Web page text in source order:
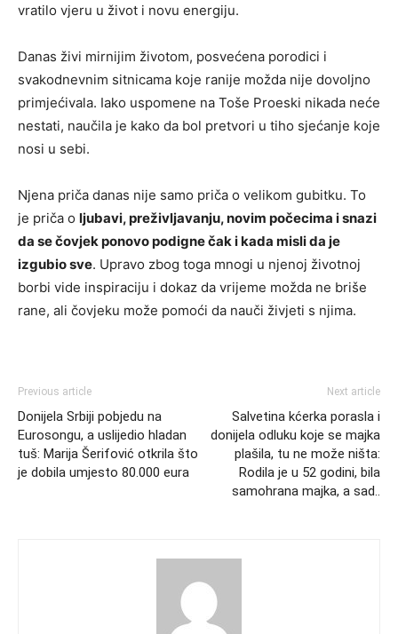
vratilo vjeru u život i novu energiju.
Danas živi mirnijim životom, posvećena porodici i
svakodnevnim sitnicama koje ranije možda nije dovoljno
primjećivala. Iako uspomene na Toše Proeski nikada neće
nestati, naučila je kako da bol pretvori u tiho sjećanje koje
nosi u sebi.
Njena priča danas nije samo priča o velikom gubitku. To
je priča o ljubavi, preživljavanju, novim počecima i snazi
da se čovjek ponovo podigne čak i kada misli da je
izgubio sve. Upravo zbog toga mnogi u njenoj životnoj
borbi vide inspiraciju i dokaz da vrijeme možda ne briše
rane, ali čovjeku može pomoći da nauči živjeti s njima.
Previous article
Donijela Srbiji pobjedu na
Eurosongu, a uslijedio hladan
tuš: Marija Šerifović otkrila što
je dobila umjesto 80.000 eura
Next article
Salvetina kćerka porasla i
donijela odluku koje se majka
plašila, tu ne može ništa:
Rodila je u 52 godini, bila
samohrana majka, a sad..